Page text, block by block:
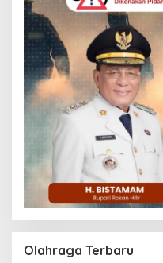
Olahraga Terbaru